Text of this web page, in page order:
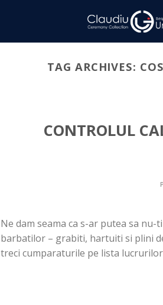
TAG ARCHIVES:
CONTROLUL
Ne dam seama ca s-ar putea sa
barbatilor – grabiti, hartuiti si plini
treci cumparaturile pe lista